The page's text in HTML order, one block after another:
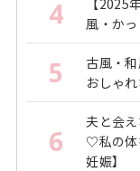
4
風・か
5
古風・
おしゃ
6
夫と会
♡私の体
妊娠】